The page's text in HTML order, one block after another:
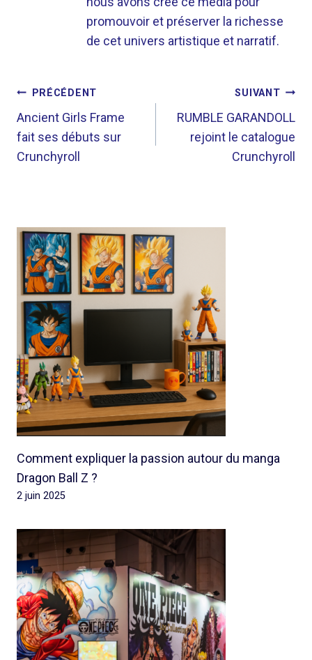
promouvoir et préserver la richesse
de cet univers artistique et narratif.
NAVIGATION
DE
L’ARTICLE
PRÉCÉDENT
Ancient Girls Frame
fait ses débuts sur
Crunchyroll
SUIVANT
RUMBLE GARANDOLL
rejoint le catalogue
Crunchyroll
Comment expliquer la passion autour du manga
Dragon Ball Z ?
2 juin 2025